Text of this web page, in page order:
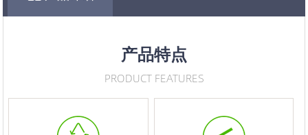
产品特点
PRODUCT FEATURES